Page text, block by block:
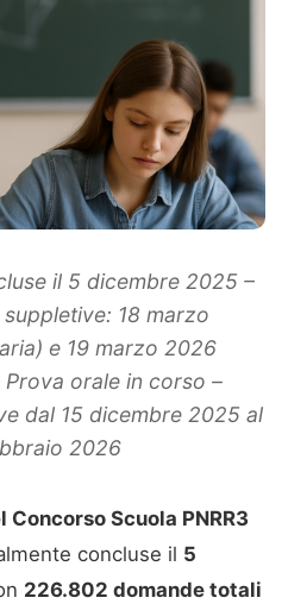
il 5 dicembre 2025 –
18 marzo
e 19 marzo 2026
Prova orale in corso –
dal 15 dicembre 2025 al
2026
Scuola PNRR3
concluse il 5
226.802 domande totali